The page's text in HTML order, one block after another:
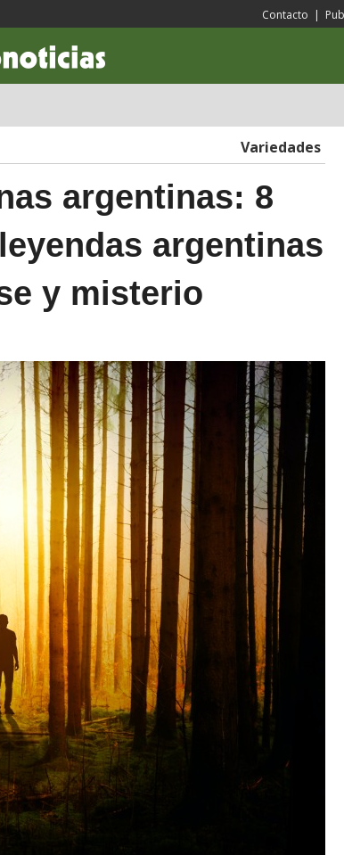
Contacto |
Variedades
argentinas: 8
argentinas
y misterio